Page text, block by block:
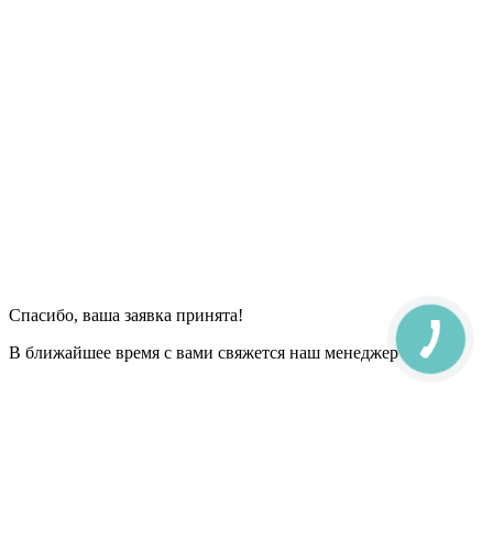
Спасибо, ваша заявка принята!
В ближайшее время с вами свяжется наш менеджер